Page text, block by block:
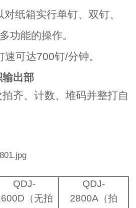
对纸箱实行单钉、双钉、
功能的操作。
速可达700钉/分钟。
输出部
齐、计数、堆码并整打自
QDJ-
（无拍
QDJ-
2800A （拍